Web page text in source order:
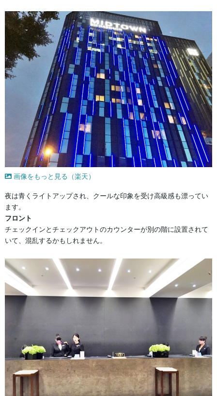
画像をもっと見る（楽天）
夜は青くライトアップされ、クールな印象を受け高級感も漂ってい
ます。
フロント
チェックインとチェックアウトのカウンターが別の階に設置されて
いて、混乱するかもしれません。